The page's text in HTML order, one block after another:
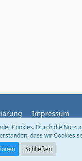
Impressum
Community-Software:
Cookies. Durch die
dass wir Cookies
Schließen